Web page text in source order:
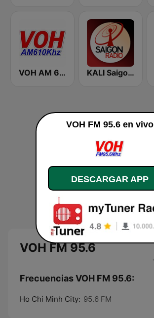
VOH AM 610 KALI Saigon Radio
VOH FM 95.6
Frecuencias VOH FM 95.6:
Ho Chi Minh City: 95.6 FM
VOH FM 95.6 en vivo
DESCARGAR APP